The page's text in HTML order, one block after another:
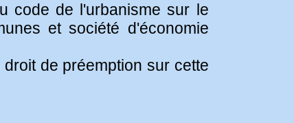
code de l'urbanisme sur le
et société d'économie
de préemption sur cette